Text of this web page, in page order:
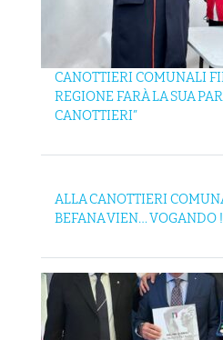
CANOTTIERI COMUNALI
REGIONE FARÀ LA SUA
CANOTTIERI”
ALLA CANOTTIERI
BEFANA VIEN… VOGANDO !